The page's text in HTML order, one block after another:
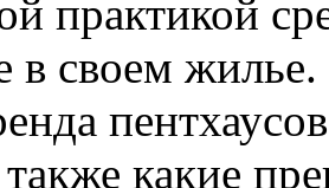
практикой
в своем
какие